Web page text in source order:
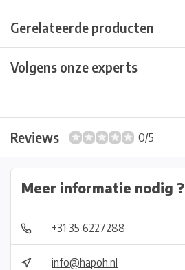
Gerelateerde producten
Volgens onze experts
Reviews 0/5
Meer informatie nodig ?
+31 35 6227288
info@hapoh.nl